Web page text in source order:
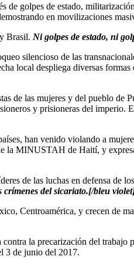
de golpes de estado,
en movilizaciones
Brasil. Ni golpes de estado, ni
silencioso de las
local despliega diversas
de las mujeres y del pueblo
y prisioneras del imperio.
han venido violando a
la MINUSTAH de Haití, y
de las luchas en defensa de
crímenes del sicariato.[/bleu
Centroamérica, y crecen de
la precarización del
3 de junio del 2017.